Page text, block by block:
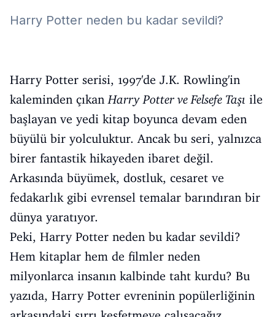
Harry Potter neden bu kadar sevildi?
Harry Potter serisi, 1997'de J.K. Rowling'in
kaleminden çıkanHarry Potter ve Felsefe Taşı ile
başlayan ve yedi kitap boyunca devam eden
büyülü bir yolculuktur. Ancak bu seri, yalnızca
birer fantastik hikayeden ibaret değil.
Arkasında büyümek, dostluk, cesaret ve
fedakarlık gibi evrensel temalar barındıran bir
dünya yaratıyor.
Peki, Harry Potter neden bu kadar sevildi?
Hem kitaplar hem de filmler neden
milyonlarca insanın kalbinde taht kurdu? Bu
yazıda, Harry Potter evreninin popülerliğinin